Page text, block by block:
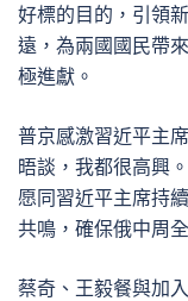
好標的目的，引領
遠，為兩國國民帶
極進獻。
普京感激習近平主
晤談，我都很高興
愿同習近平主席持
共鳴，確保俄中周
蔡奇、王毅餐與加